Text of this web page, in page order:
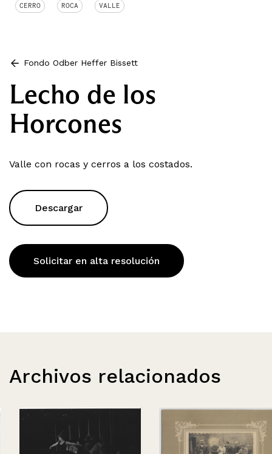
CERRO ROCA VALLE
Fondo Odber Heffer Bissett
Lecho de los
Horcones
Valle con rocas y cerros a los costados.
Descargar
Solicitar en alta resolución
Archivos relacionados